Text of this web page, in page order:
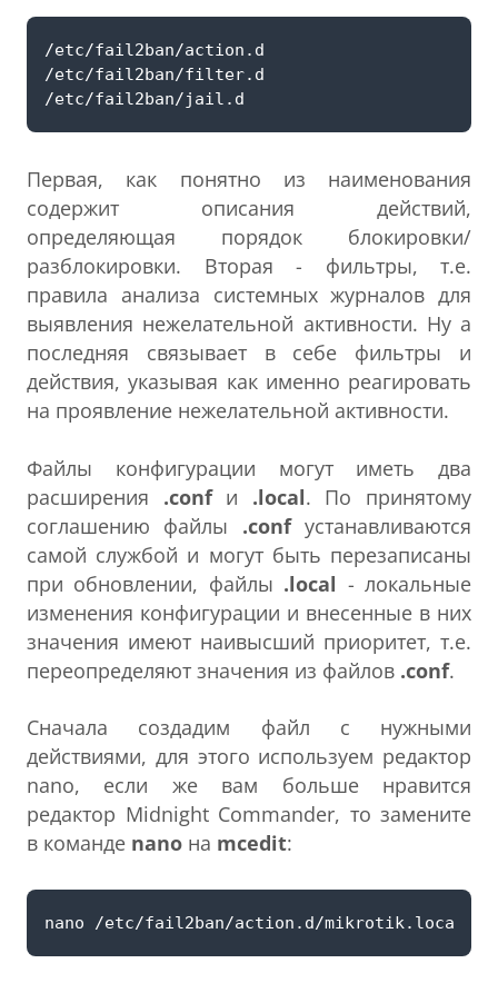
Первая, как понятно из наименования
содержит описания действий,
определяющая порядок блокировки/
разблокировки. Вторая - фильтры, т.е.
правила анализа системных журналов для
выявления нежелательной активности. Ну а
последняя связывает в себе фильтры и
действия, указывая как именно реагировать
на проявление нежелательной активности.
Файлы конфигурации могут иметь два
расширения .confи .local. По принятому
соглашению файлы .confустанавливаются
самой службой и могут быть перезаписаны
при обновлении, файлы .local - локальные
изменения конфигурации и внесенные в них
значения имеют наивысший приоритет, т.е.
переопределяют значения из файлов .conf.
Сначала создадим файл с нужными
действиями, для этого используем редактор
nano, если же вам больше нравится
редактор Midnight Commander, то замените
в команде nano на mcedit: